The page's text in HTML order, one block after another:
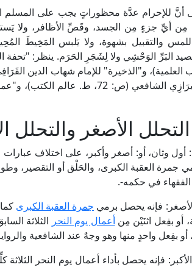
أنَّ للإحرام عدَّة محظوراتٍ يجب على المسلم
أيِّ جزءٍ مِن الجسد، وقَصِّ الأظافر، ولا
والتقبيل بشهوة، ولا يَلبس المَخِيطَ
البَرِّ الوَحْشِي ولا لِشَجَرِ الحَرَم. ينظر: "تحفة
الأصغر والتحلل
أول وثان، أو: أصغر وأكبر، على اختلاف عبارات
جمرة العقبة الكبرى، والحَلْق أو التقصير،
في حكمه-.
الأصغر: فإنه يحصل برمي جمرة العقبة الكبرى
أو بفِعل اثنَيْن مِنأعمال يوم النحر الثلاثة
بفِعل واحدٍ منها وهو وجهٌ عند الشافعية
الأكبر: فإنه يحصل بأداء أعمال يوم النحر